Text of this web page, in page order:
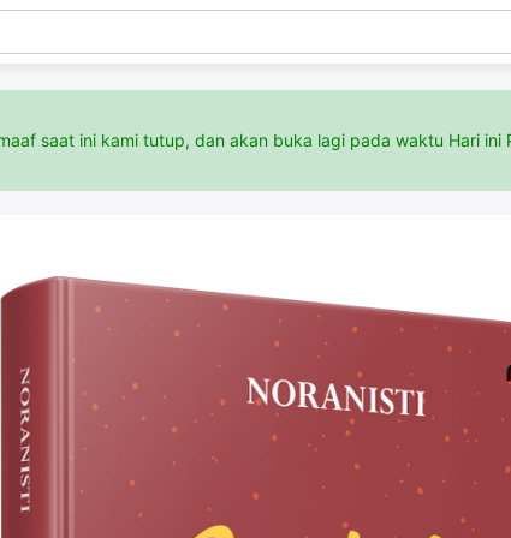
saat ini kami tutup, dan akan buka lagi pada waktu Hari ini